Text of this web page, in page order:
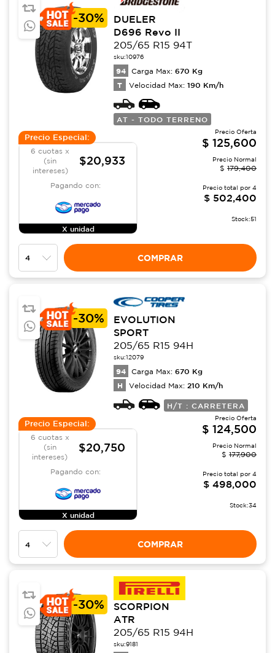
-30%
DUELER
D696 Revo II
205/65 R15 94T
sku:10976
94 Carga Max: 670 Kg
T Velocidad Max: 190 Km/h
AT - TODO TERRENO
Precio Especial:
6 cuotas x
(sin
intereses)
$20,933
Pagando con:
X unidad
Precio Oferta
$ 125,600
Precio Normal
$ 179,400
Precio total por 4
$ 502,400
Stock:51
COMPRAR
-30%
EVOLUTION
SPORT
205/65 R15 94H
sku:12079
94 Carga Max: 670 Kg
H Velocidad Max: 210 Km/h
H/T : CARRETERA
Precio Especial:
6 cuotas x
(sin
intereses)
$20,750
Pagando con:
X unidad
Precio Oferta
$ 124,500
Precio Normal
$ 177,900
Precio total por 4
$ 498,000
Stock:34
COMPRAR
-30%
SCORPION
ATR
205/65 R15 94H
sku:9181